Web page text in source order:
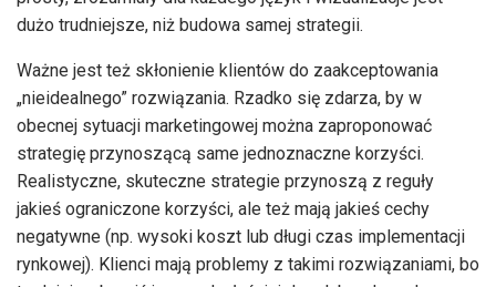
dużo trudniejsze, niż budowa samej strategii.
Ważne jest też skłonienie klientów do zaakceptowania
„nieidealnego” rozwiązania. Rzadko się zdarza, by w
obecnej sytuacji marketingowej można zaproponować
strategię przynoszącą same jednoznaczne korzyści.
Realistyczne, skuteczne strategie przynoszą z reguły
jakieś ograniczone korzyści, ale też mają jakieś cechy
negatywne (np. wysoki koszt lub długi czas implementacji
rynkowej). Klienci mają problemy z takimi rozwiązaniami, bo